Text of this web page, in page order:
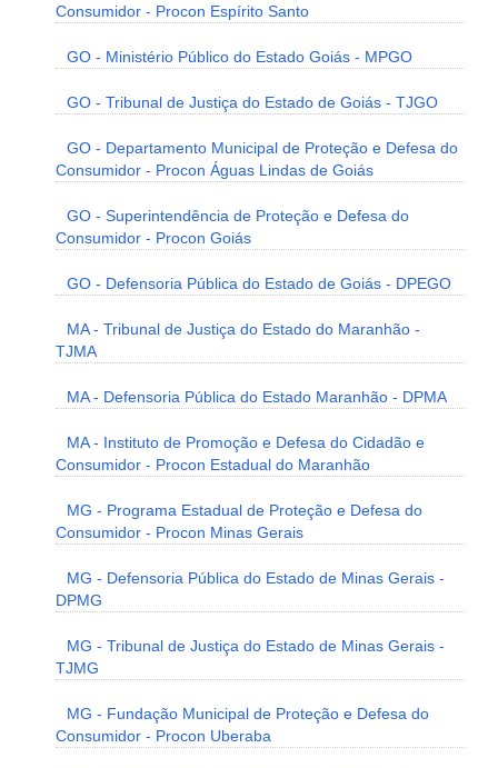
Consumidor - Procon Espírito Santo
GO - Ministério Público do Estado Goiás - MPGO
GO - Tribunal de Justiça do Estado de Goiás - TJGO
GO - Departamento Municipal de Proteção e Defesa do
Consumidor - Procon Águas Lindas de Goiás
GO - Superintendência de Proteção e Defesa do
Consumidor - Procon Goiás
GO - Defensoria Pública do Estado de Goiás - DPEGO
MA - Tribunal de Justiça do Estado do Maranhão -
TJMA
MA - Defensoria Pública do Estado Maranhão - DPMA
MA - Instituto de Promoção e Defesa do Cidadão e
Consumidor - Procon Estadual do Maranhão
MG - Programa Estadual de Proteção e Defesa do
Consumidor - Procon Minas Gerais
MG - Defensoria Pública do Estado de Minas Gerais -
DPMG
MG - Tribunal de Justiça do Estado de Minas Gerais -
TJMG
MG - Fundação Municipal de Proteção e Defesa do
Consumidor - Procon Uberaba